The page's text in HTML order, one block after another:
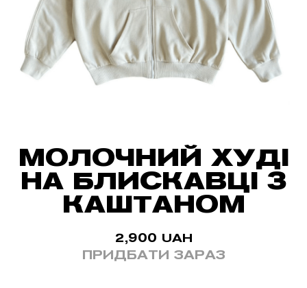
МОЛОЧНИЙ ХУДІ
НА БЛИСКАВЦІ З
КАШТАНОМ
2,900 UAH
ПРИДБАТИ ЗАРАЗ